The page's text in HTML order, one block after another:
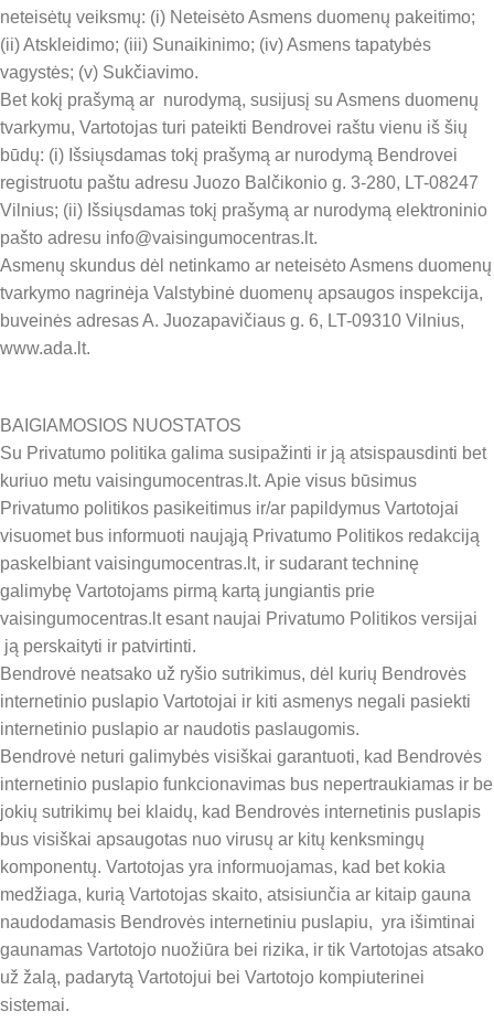
neteisėtų veiksmų: (i) Neteisėto Asmens duomenų pakeitimo;
(ii) Atskleidimo; (iii) Sunaikinimo; (iv) Asmens tapatybės
vagystės; (v) Sukčiavimo.
Bet kokį prašymą ar nurodymą, susijusį su Asmens duomenų
tvarkymu, Vartotojas turi pateikti Bendrovei raštu vienu iš šių
būdų: (i) Išsiųsdamas tokį prašymą ar nurodymą Bendrovei
registruotu paštu adresu Juozo Balčikonio g. 3-280, LT-08247
Vilnius; (ii) Išsiųsdamas tokį prašymą ar nurodymą elektroninio
pašto adresu info@vaisingumocentras.lt.
Asmenų skundus dėl netinkamo ar neteisėto Asmens duomenų
tvarkymo nagrinėja Valstybinė duomenų apsaugos inspekcija,
buveinės adresas A. Juozapavičiaus g. 6, LT-09310 Vilnius,
www.ada.lt.
BAIGIAMOSIOS NUOSTATOS
Su Privatumo politika galima susipažinti ir ją atsispausdinti bet
kuriuo metu vaisingumocentras.lt. Apie visus būsimus
Privatumo politikos pasikeitimus ir/ar papildymus Vartotojai
visuomet bus informuoti naująją Privatumo Politikos redakciją
paskelbiant vaisingumocentras.lt, ir sudarant techninę
galimybę Vartotojams pirmą kartą jungiantis prie
vaisingumocentras.lt esant naujai Privatumo Politikos versijai
ją perskaityti ir patvirtinti.
Bendrovė neatsako už ryšio sutrikimus, dėl kurių Bendrovės
internetinio puslapio Vartotojai ir kiti asmenys negali pasiekti
internetinio puslapio ar naudotis paslaugomis.
Bendrovė neturi galimybės visiškai garantuoti, kad Bendrovės
internetinio puslapio funkcionavimas bus nepertraukiamas ir be
jokių sutrikimų bei klaidų, kad Bendrovės internetinis puslapis
bus visiškai apsaugotas nuo virusų ar kitų kenksmingų
komponentų. Vartotojas yra informuojamas, kad bet kokia
medžiaga, kurią Vartotojas skaito, atsisiunčia ar kitaip gauna
naudodamasis Bendrovės internetiniu puslapiu, yra išimtinai
gaunamas Vartotojo nuožiūra bei rizika, ir tik Vartotojas atsako
už žalą, padarytą Vartotojui bei Vartotojo kompiuterinei
sistemai.